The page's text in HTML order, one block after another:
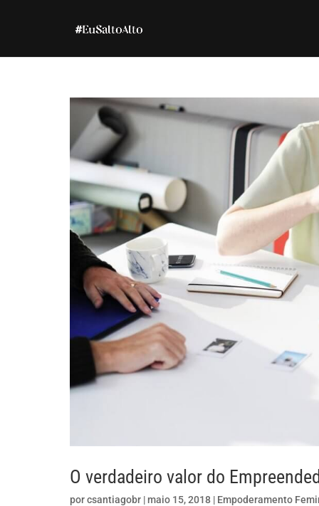
O verdadeiro valor do
porcsantiagobr |maio 15, 2018 | Empoderamento